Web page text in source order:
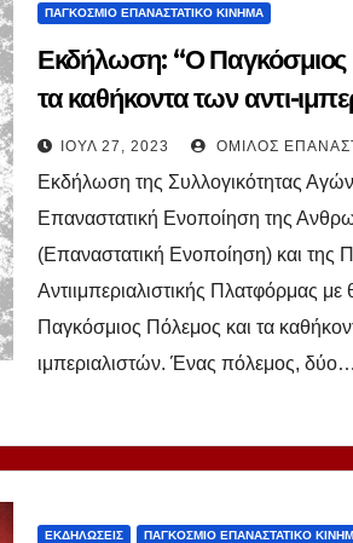
ΠΑΓΚΌΣΜΙΟ ΕΠΑΝΑΣΤΑΤΙΚΌ ΚΊΝΗΜΑ
Εκδήλωση: “Ο Παγκόσμιος
τα καθήκοντα των αντι-
Ένας πόλεμος, δύο
ΙΟΎΛ 27, 2023 ΌΜΙΛΟΣ
Εκδήλωση της Συλλογικότητας
Επαναστατική Ενοποίηση της
(Επαναστατική Ενοποίηση) και της
Αντιιμπεριαλιστικής Πλατφόρμας με
Παγκόσμιος Πόλεμος και τα
ιμπεριαλιστών. Ένας πόλεμος, δύο…
ΕΚΔΗΛΏΣΕΙΣ ΠΑΓΚΌΣΜΙΟ ΕΠΑΝΑΣΤΑΤΙΚΌ